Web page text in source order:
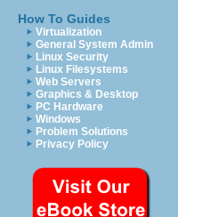
How To Guides
Virtualization
General System Admin
Linux Security
Linux Filesystems
Web Servers
Graphics & Desktop
PC Hardware
Windows
Problem Solutions
Privacy Policy